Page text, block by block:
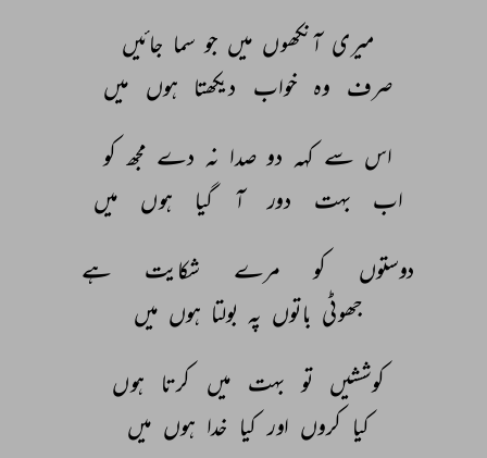
میری آنکھوں میں جو سما جائیں
صرف وہ خواب دیکھتا ہوں میں
اس سے کہہ دو صدا نہ دے مجھ کو
اب
بہت دور آ گیا ہوں میں
دوستوں کو مرے شکایت
ہے
جھوٹی باتوں پہ بولتا ہوں میں
کوششیں تو بہت میں کرتا ہوں
کیا کروں اور کیا خدا ہوں میں